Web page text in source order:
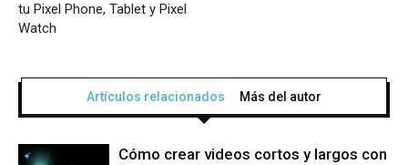
tu Pixel Phone, Tablet y Pixel
Watch
Artículos relacionados Más del autor
Cómo crear videos cortos y largos con